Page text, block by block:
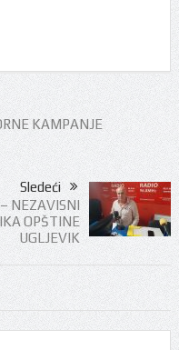
KAMPANJE
Sledeći
NEZAVISNI
OPŠTINE
UGLJEVIK